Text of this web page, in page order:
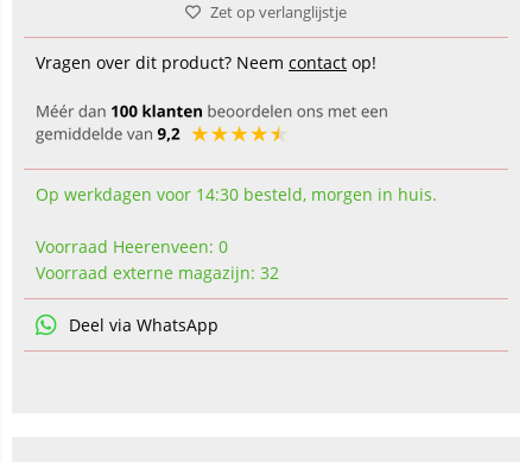
Zet op verlanglijstje
Vragen over dit product? Neem contact op!
Op werkdagen voor 14:30 besteld, morgen in huis.
Voorraad Heerenveen: 0
Voorraad externe magazijn: 32
Deel via WhatsApp